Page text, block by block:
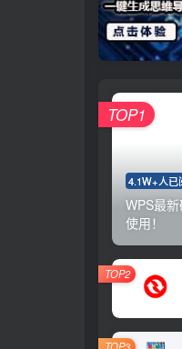
4.1W+人已
WPS最
使用！
TOP1
TOP2